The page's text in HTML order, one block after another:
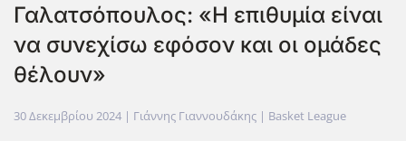
Γαλατσόπουλος: «Η επιθυμία είναι
να συνεχίσω εφόσον και οι ομάδες
θέλουν»
30 Δεκεμβρίου 2024 | Γιάννης Γιαννουδάκης | Basket League